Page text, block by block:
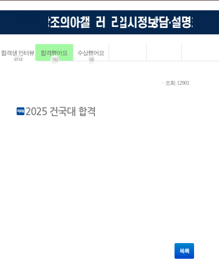
합격생 인터뷰
4114
합격했어요
183
수상했어요
68
ㆍ조회: 12901
2025 건국대 합격
목록